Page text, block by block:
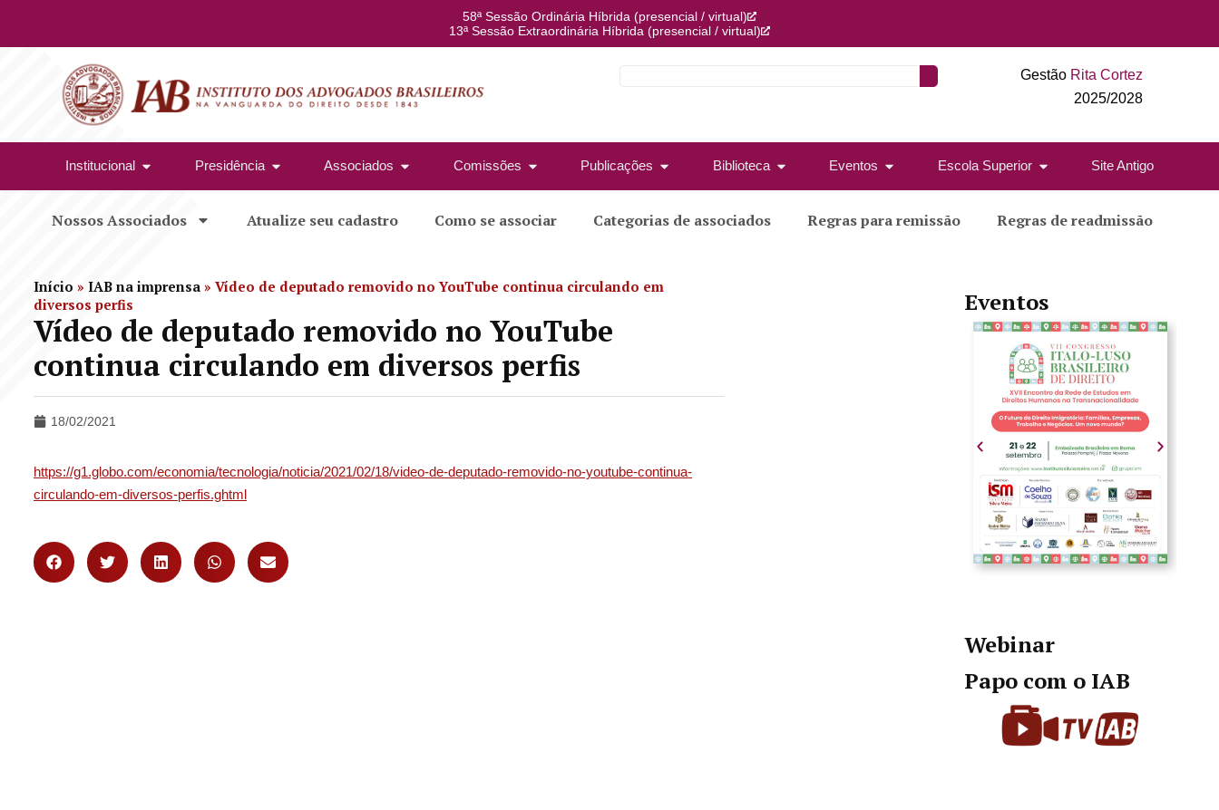
58ª Sessão Ordinária Híbrida (presencial / virtual)
13ª Sessão Extraordinária Híbrida (presencial / virtual)
Gestão Rita Cortez
2025/2028
Institucional Presidência Associados Comissões Publicações Biblioteca Eventos Escola Superior Site Antigo
Nossos Associados Atualize seu cadastro Como se associar Categorias de associados Regras para remissão Regras de readmissão
Início » IAB na imprensa » Vídeo de deputado removido no YouTube continua circulando em
diversos perfis
Vídeo de deputado removido no YouTube
continua circulando em diversos perfis
18/02/2021
https://g1.globo.com/economia/tecnologia/noticia/2021/02/18/video-de-deputado-removido-no-youtube-continua-
circulando-em-diversos-perfis.ghtml
Eventos
Webinar
Papo com o IAB